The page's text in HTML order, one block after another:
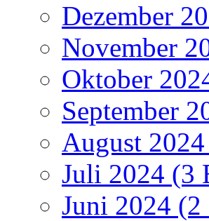
Dezember
November
Oktober
September
August
Juli 2024 (3
Juni 2024 (2